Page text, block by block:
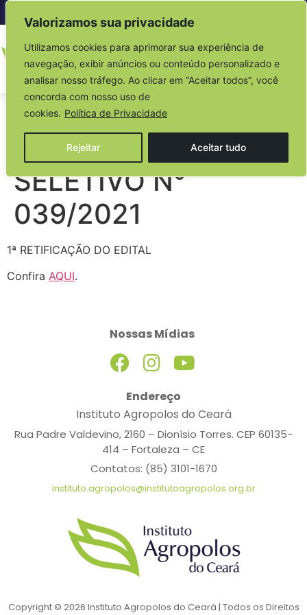
Valorizamos sua privacidade
Utilizamos cookies para aprimorar sua experiência de
navegação, exibir anúncios ou conteúdo personalizado e
analisar nosso tráfego. Ao clicar em “Aceitar todos”, você
concorda com nosso uso de
cookies. Política de Privacidade
Rejeitar Aceitar tudo
EDITAL DO
PROCESSO
SELETIVO N°
039/2021
1ª RETIFICAÇÃO DO EDITAL
Confira AQUI.
Endereço
Instituto Agropolos do Ceará
Rua Padre Valdevino, 2160 – Dionísio Torres. CEP 60135-
414 – Fortaleza – CE
Contatos: (85) 3101-1670
instituto.agropolos@institutoagropolos.org.br
Nossas Mídias
Copyright © 2026 Instituto Agropolos do Ceará | Todos os Direitos